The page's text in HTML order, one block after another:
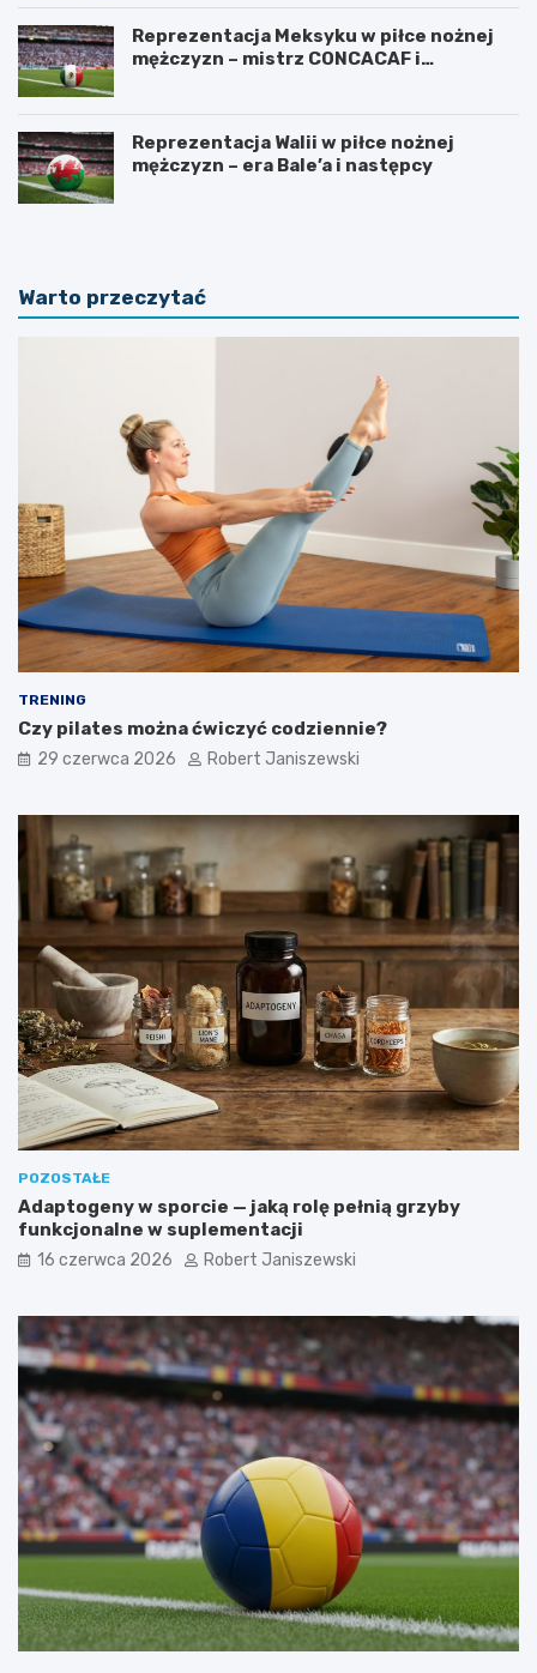
Reprezentacja Meksyku w piłce nożnej
mężczyzn – mistrz CONCACAF i
Reprezentacja Walii w piłce nożnej
mężczyzn – era Bale’a i następcy
Warto przeczytać
TRENING
Czy pilates można ćwiczyć codziennie?
29 czerwca 2026 Robert Janiszewski
POZOSTAŁE
Adaptogeny w sporcie — jaką rolę pełnią grzyby
funkcjonalne w suplementacji
16 czerwca 2026 Robert Janiszewski